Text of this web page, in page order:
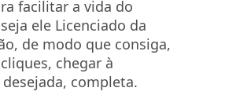
facilitar a vida do
ele Licenciado da
de modo que consiga,
chegar à
completa.